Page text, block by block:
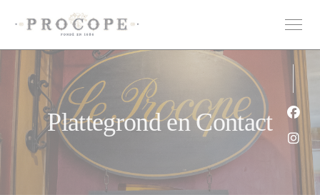
Plattegrond en Contact